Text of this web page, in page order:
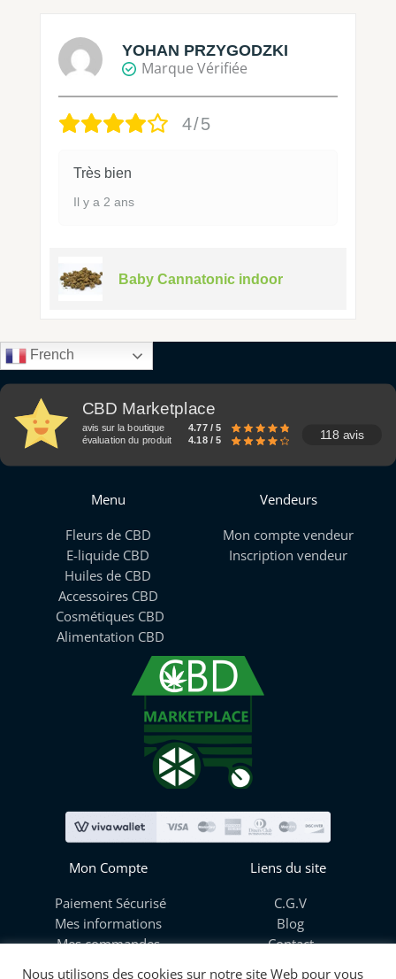
YOHAN PRZYGODZKI
Marque Vérifiée
4/5
Très bien
Il y a 2 ans
Baby Cannatonic indoor
French
CBD Marketplace
avis sur la boutique
4.77 / 5
évaluation du produit
4.18 / 5 118 avis
Menu
Fleurs de CBD
E-liquide CBD
Huiles de CBD
Accessoires CBD
Cosmétiques CBD
Alimentation CBD
Vendeurs
Mon compte vendeur
Inscription vendeur
Mon Compte
Paiement Sécurisé
Mes informations
Mes commandes
Mes Adresses
Liens du site
C.G.V
Blog
Contact
A Propos
Nous utilisons des cookies sur notre site Web pour vous